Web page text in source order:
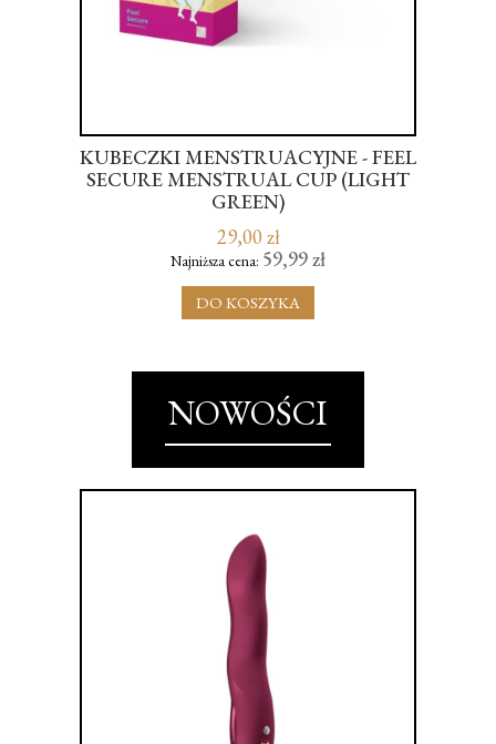
KUBECZKI MENSTRUACYJNE - FEEL
SECURE MENSTRUAL CUP (LIGHT
GREEN)
29,00 zł
Najniższa cena: 59,99 zł
DO KOSZYKA
NOWOŚCI